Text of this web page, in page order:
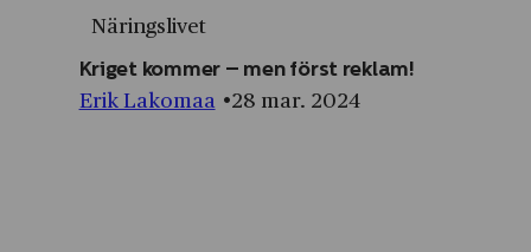
Näringslivet
Kriget kommer – men först reklam!
Erik Lakomaa 28 mar. 2024